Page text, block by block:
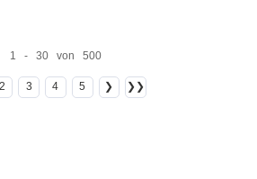
1 - 30 von 500
2 3 4 5 ❯ ❯❯